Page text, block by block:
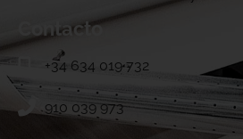
Contacto
+34 634 019 732
910 039 973